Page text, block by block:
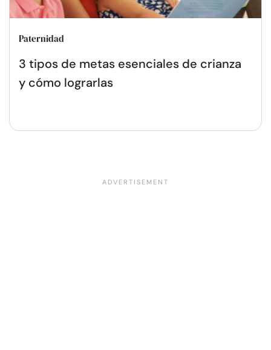
Paternidad
3 tipos de metas esenciales de crianza
y cómo lograrlas